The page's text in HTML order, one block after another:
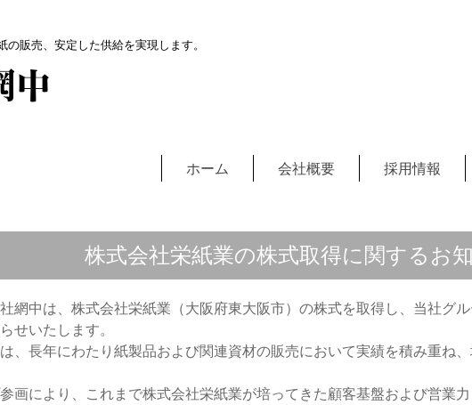
販売、安定した供給を実現します。
ホーム 会社概要 採用情報
株式会社栄紙業の株式取得に関するお
網中は、株式会社栄紙業（大阪府東大阪市）の株式を取得し、当社グ
せいたします。
、長年にわたり紙製品および関連資材の販売において実績を積み重ね
画により、これまで株式会社栄紙業が培ってきた顧客基盤および営業